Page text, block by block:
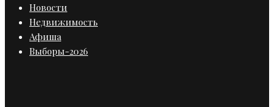
Новости
Недвижимость
Афиша
Выборы-2026